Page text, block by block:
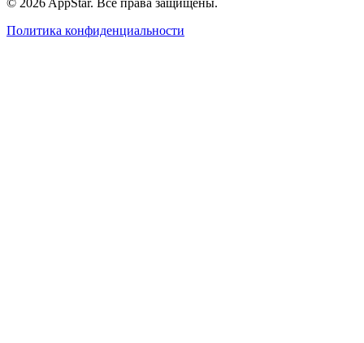
© 2026 AppStar. Все права защищены.
Политика конфиденциальности